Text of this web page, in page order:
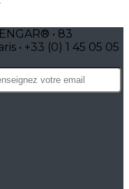
• 83
• +33 (0) 1 45 05 05